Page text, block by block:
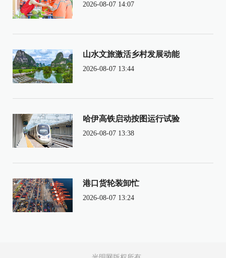
2026-08-07 14:07
山水文旅激活乡村发展动能
2026-08-07 13:44
哈伊高铁启动按图运行试验
2026-08-07 13:38
港口货轮装卸忙
2026-08-07 13:24